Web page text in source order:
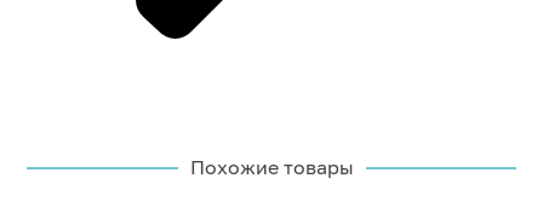
Похожие товары